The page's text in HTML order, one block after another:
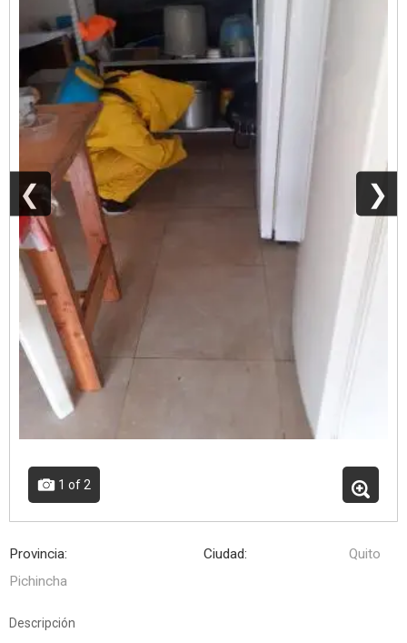
❮ ❯
1 of 2
Provincia:
Pichincha
Ciudad: Quito
Descripción